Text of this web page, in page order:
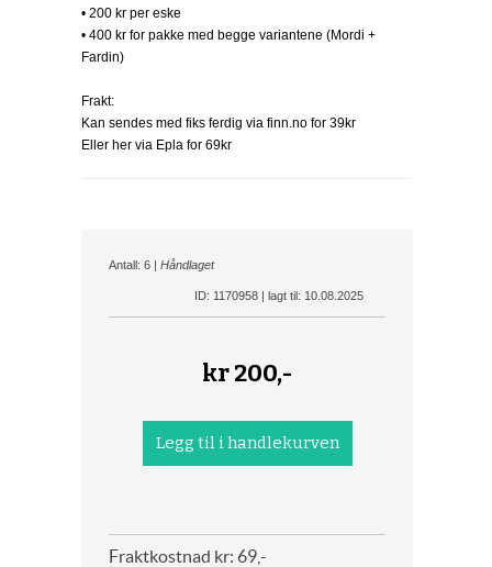
• 200 kr per eske
• 400 kr for pakke med begge variantene (Mordi +
Fardin)
Frakt:
Kan sendes med fiks ferdig via finn.no for 39kr
Eller her via Epla for 69kr
Antall: 6 | Håndlaget
ID: 1170958 | lagt til: 10.08.2025
kr200,-
Fraktkostnad kr: 69,-